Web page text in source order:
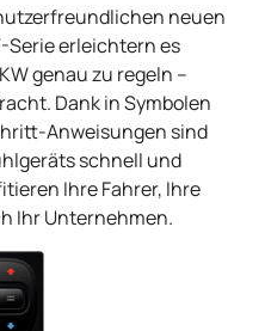
neuen
Serie erleichtern es
genau zu regeln –
Dank in Symbolen
Anweisungen sind
schnell und
Ihre Fahrer, Ihre
Ihr Unternehmen.